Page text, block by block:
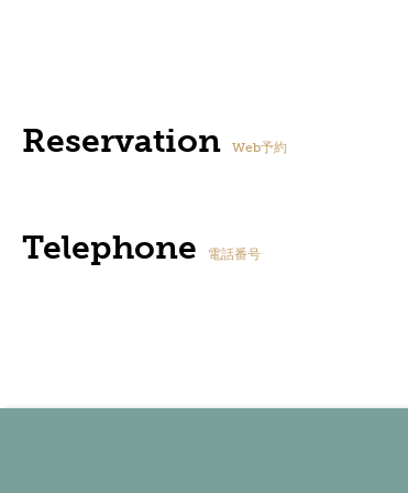
Reservation Web予約
Telephone 電話番号